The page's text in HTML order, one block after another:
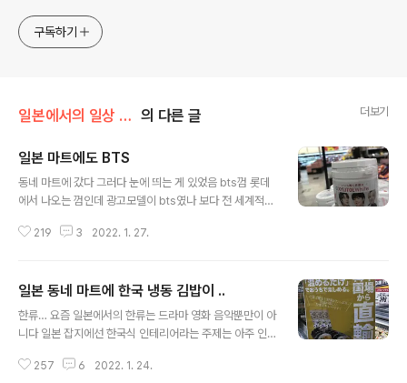
구독하기
일본에서의 일상 /일본은.. 의 다른 글 더보기
일본 마트에도 BTS
동네 마트에 갔다 그러다 눈에 띄는 게 있었음 bts껌 롯데
에서 나오는 껌인데 광고모델이 bts였나 보다 전 세계적으
랄 일도 아니고 호들갑 떨 일도 아니지만 마트에서 만나니
경 변두리 마트에서 BTS가 모델인 상품을 만나 반가운 게
아니라 BTS가 한국 보이 그룹이기에 반갑다 요즘은 워낙
많은 한국 아티스트나 상품이나 식품들이 많고 이젠 당연
지 반갑고 또 좋고 나랑 아무 상관이 없는 사람들이지만 아
219 3 2022. 1. 27.
일본 동네 마트에 한국 냉동 김밥이 ..
한류… 요즘 일본에서의 한류는 드라마 영화 음악뿐만이 아
니다 일본 잡지에선 한국식 인테리어라는 주제는 아주 인
어제오늘의 일이 아니다 예전엔 김치나 김 정도로만 알려
257 6 2022. 1. 24.